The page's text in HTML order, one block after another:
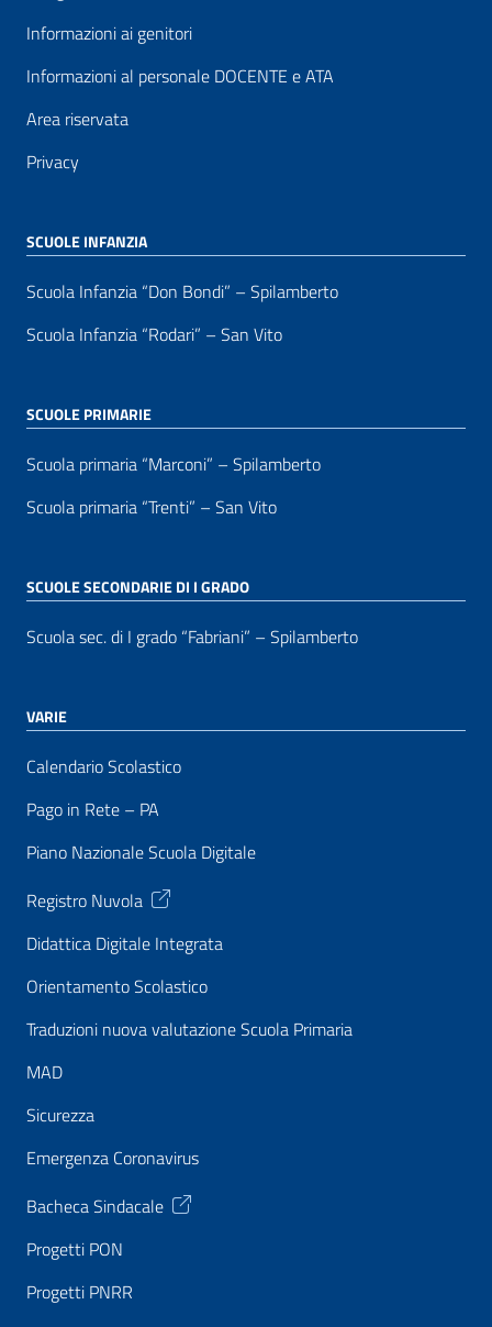
Informazioni ai genitori
Informazioni al personale DOCENTE e ATA
Area riservata
Privacy
SCUOLE INFANZIA
Scuola Infanzia “Don Bondi” – Spilamberto
Scuola Infanzia “Rodari” – San Vito
SCUOLE PRIMARIE
Scuola primaria “Marconi” – Spilamberto
Scuola primaria “Trenti” – San Vito
SCUOLE SECONDARIE DI I GRADO
Scuola sec. di I grado “Fabriani” – Spilamberto
VARIE
Calendario Scolastico
Pago in Rete – PA
Piano Nazionale Scuola Digitale
Registro Nuvola
Didattica Digitale Integrata
Orientamento Scolastico
Traduzioni nuova valutazione Scuola Primaria
MAD
Sicurezza
Emergenza Coronavirus
Bacheca Sindacale
Progetti PON
Progetti PNRR